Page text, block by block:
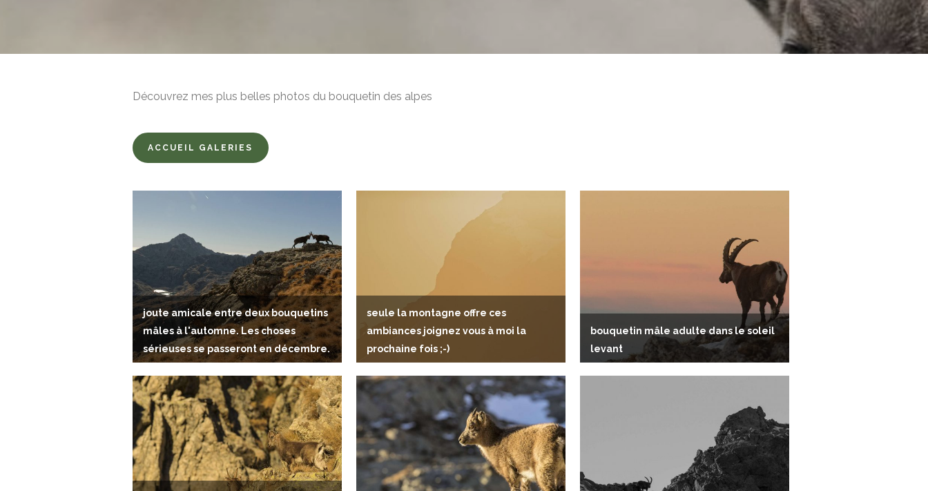
Découvrez mes plus belles photos du bouquetin des alpes
ACCUEIL GALERIES
joute amicale entre deux bouquetins
mâles à l'automne. Les choses
sérieuses se passeront en décembre.
seule la montagne offre ces
ambiances joignez vous à moi la
prochaine fois ;-)
bouquetin mâle adulte dans le soleil
levant